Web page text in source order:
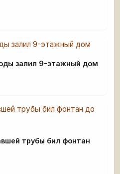
залил 9-этажный дом
трубы бил фонтан